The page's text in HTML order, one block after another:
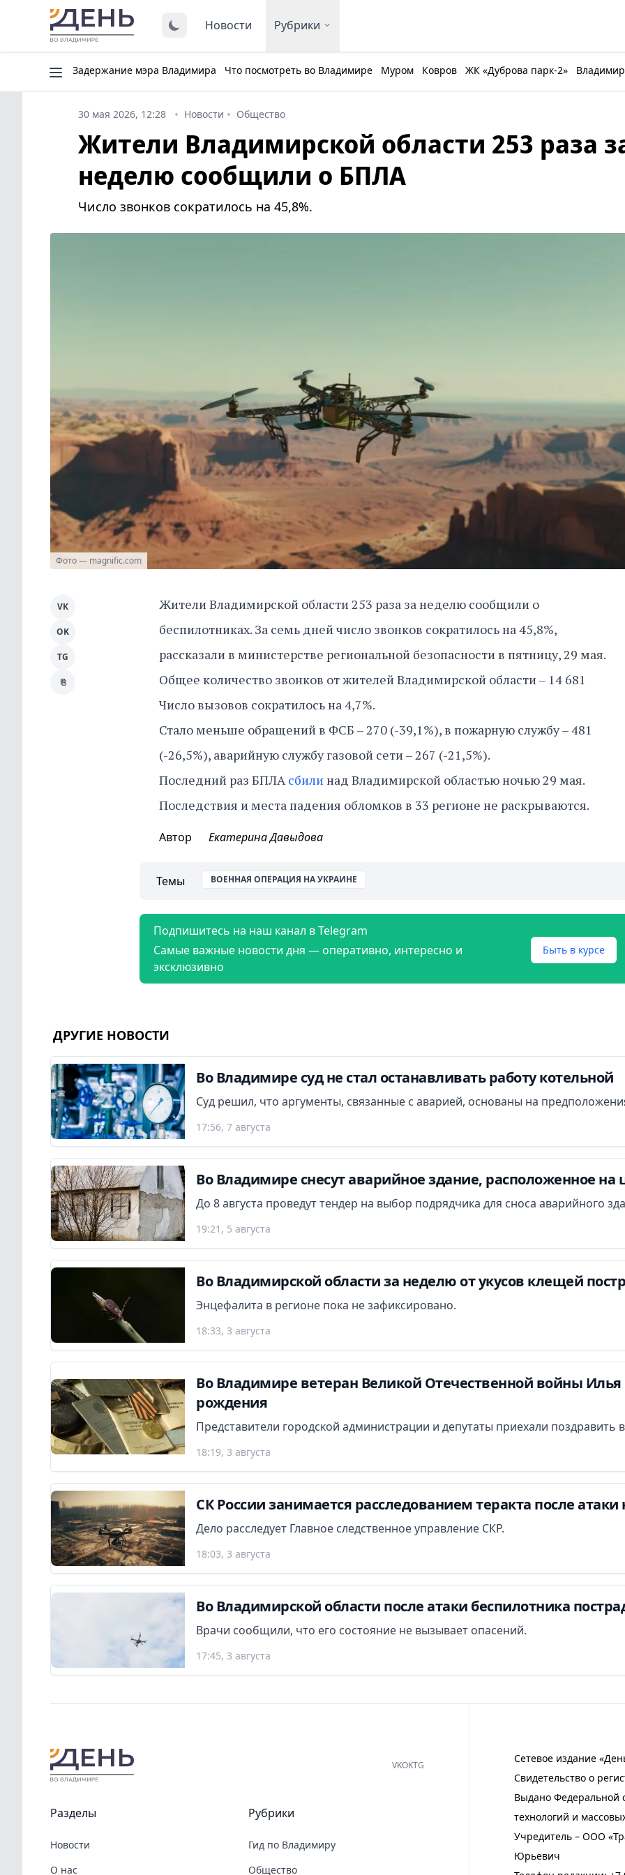
Новости Рубрики
Задержание мэра Владимира Что посмотреть во Владимире Муром Ковров ЖК «Дуброва парк-2»
30 мая 2026, 12:28 Новости Общество
Жители Владимирской области 253 раза
неделю сообщили о БПЛА
Число звонков сократилось на 45,8%.
Фото — magnific.com
Жители Владимирской области 253 раза за неделю сообщили о
беспилотниках. За семь дней число звонков сократилось на 45,8%,
рассказали в министерстве региональной безопасности в пятницу, 29 мая.
Общее количество звонков от жителей Владимирской области – 14 681
Число вызовов сократилось на 4,7%.
Стало меньше обращений в ФСБ – 270 (-39,1%), в пожарную службу – 481
(-26,5%), аварийную службу газовой сети – 267 (-21,5%).
Последний раз БПЛА сбили над Владимирской областью ночью 29 мая.
Последствия и места падения обломков в 33 регионе не раскрываются.
VK
OK
TG
⎘
Автор Екатерина Давыдова
Темы ВОЕННАЯ ОПЕРАЦИЯ НА УКРАИНЕ
Подпишитесь на наш канал в Telegram
Самые важные новости дня — оперативно, интересно и
эксклюзивно
Быть в курсе
ДРУГИЕ НОВОСТИ
Во Владимире суд не стал останавливать работу котельной
Суд решил, что аргументы, связанные с аварией, основаны на
17:56, 7 августа
Во Владимире снесут аварийное здание, расположенное на
До 8 августа проведут тендер на выбор подрядчика для сноса аварийного
19:21, 5 августа
Во Владимирской области за неделю от укусов клещей
Энцефалита в регионе пока не зафиксировано.
18:33, 3 августа
Во Владимире ветеран Великой Отечественной войны
рождения
Представители городской администрации и депутаты приехали поздравить
18:19, 3 августа
СК России занимается расследованием теракта после
Дело расследует Главное следственное управление СКР.
18:03, 3 августа
Во Владимирской области после атаки беспилотника
Врачи сообщили, что его состояние не вызывает опасений.
17:45, 3 августа
Сетевое издание
Свидетельство о
Выдано Федеральной
технологий и
Учредитель – ООО
Юрьевич
VKOKTG
Разделы
Новости
О нас
Рубрики
Гид по Владимиру
Общество